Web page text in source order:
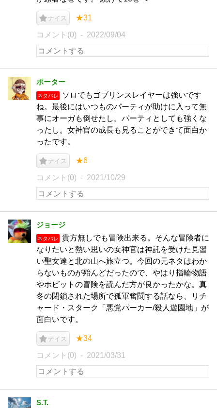
ナイス ★31
コメント(0) 2022/09/04
ポーター
ネタバレ
ソロでもゴブリンスレイヤーは強いです
ね。最後にはいつものパーティが助けに入って無
事にオーガも倒せたし。パーティとしても強くな
ったし。女神官の成長も見ることができて面白か
ったです。
ナイス ★6
コメント(0) 2021/10/29
ジョージ
ネタバレ
貴方無しでも冒険出来る。そんな冒険者に
なりたいと熱い思いの女神官は神託を受けた見習
い聖女達と北の山へ旅立つ。今回の元ネタはわか
らないものが殆んどだったので、やはり指輪物語
やホビットの冒険を読んだ方が良かったかな。真
冬の閉鎖された場所で孤軍奮闘する話なら、リチ
ャード・スターク「悪党パーカー/殺人遊園地」が
面白いです。
ナイス ★34
コメント(0) 2021/03/31
S.T.